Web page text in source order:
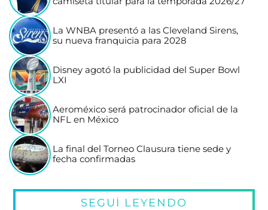
La WNBA presentó a las Cleveland Sirens,
su nueva franquicia para 2028
Disney agotó la publicidad del Super Bowl
LXI
Aeroméxico será patrocinador oficial de la
NFL en México
La final del Torneo Clausura tiene sede y
fecha confirmadas
SEGUÍ LEYENDO